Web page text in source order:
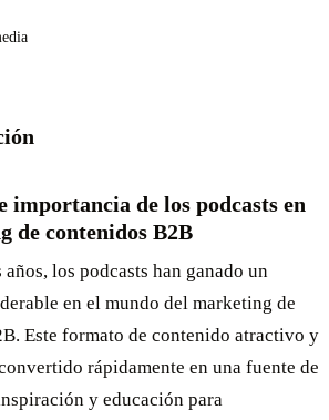
importancia de los podcasts en
de contenidos B2B
los podcasts han ganado un
en el mundo del marketing de
Este formato de contenido atractivo y
rápidamente en una fuente de
y educación para